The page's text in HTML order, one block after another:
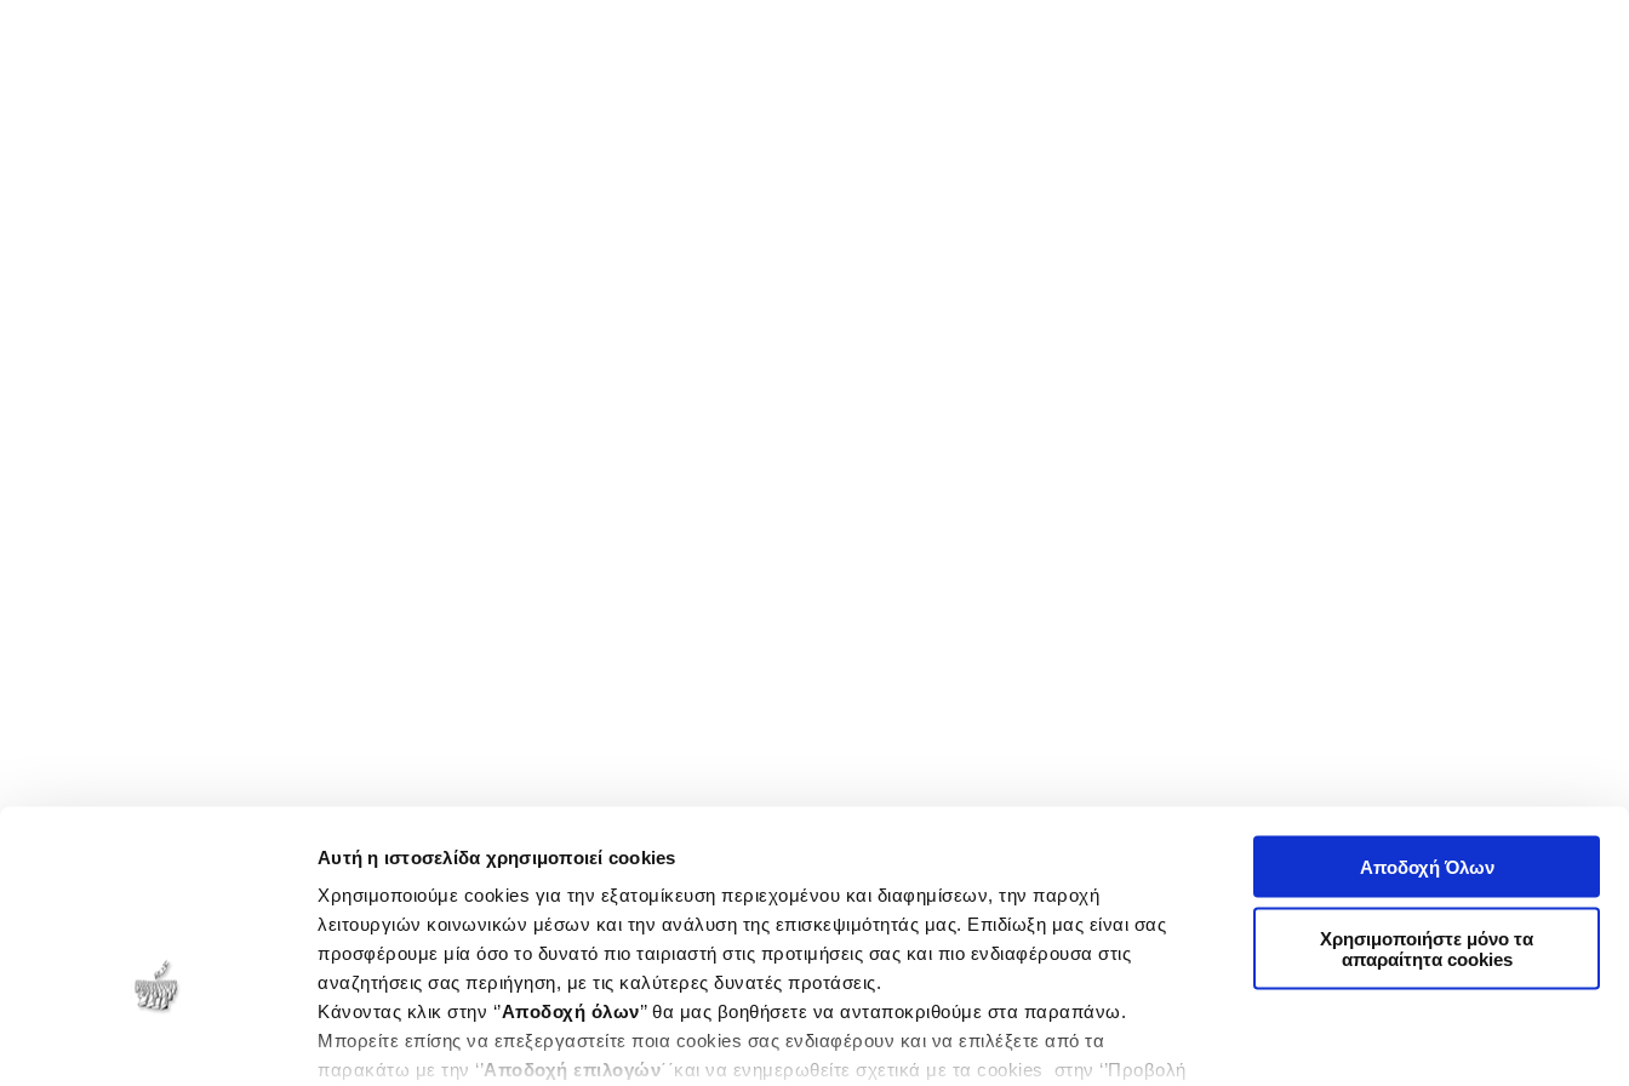
Αυτή η ιστοσελίδα χρησιμοποιεί cookies
Χρησιμοποιούμε cookies για την εξατομίκευση περιεχομένου και διαφημίσεων, την παροχή
λειτουργιών κοινωνικών μέσων και την ανάλυση της επισκεψιμότητάς μας. Επιδίωξη μας είναι σας
προσφέρουμε μία όσο το δυνατό πιο ταιριαστή στις προτιμήσεις σας και πιο ενδιαφέρουσα στις
αναζητήσεις σας περιήγηση, με τις καλύτερες δυνατές προτάσεις.
Κάνοντας κλικ στην ‘’Αποδοχή όλων’’ θα μας βοηθήσετε να ανταποκριθούμε στα παραπάνω.
Μπορείτε επίσης να επεξεργαστείτε ποια cookies σας ενδιαφέρουν και να επιλέξετε από τα
παρακάτω με την ‘’Αποδοχή επιλογών΄΄και να ενημερωθείτε σχετικά με τα cookies στην ‘’Προβολή
Αποδοχή Όλων
Χρησιμοποιήστε μόνο τα
απαραίτητα cookies